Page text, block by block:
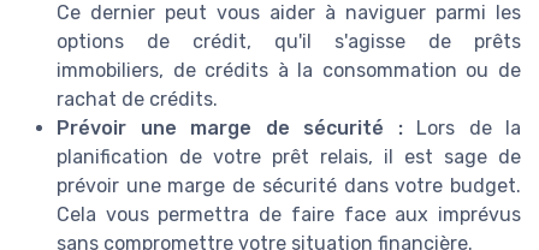
Ce dernier peut vous aider à naviguer parmi les
options de crédit, qu'il s'agisse de prêts
immobiliers, de crédits à la consommation ou de
rachat de crédits.
Prévoir une marge de sécurité :Lors de la
planification de votre prêt relais, il est sage de
prévoir une marge de sécurité dans votre budget.
Cela vous permettra de faire face aux imprévus
sans compromettre votre situation financière.